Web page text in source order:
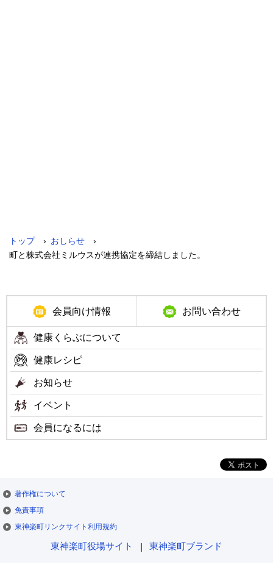
トップ › おしらせ
›
町と株式会社ミルウスが連携協定を締結しました。
ニ
ュ
ー
会員向け情報 お問い合わせ
健康くらぶについて
健康レシピ
お知らせ
イベント
会員になるには
著作権について
免責事項
東神楽町リンクサイト利用規約
東神楽町役場サイト 東神楽町ブランド